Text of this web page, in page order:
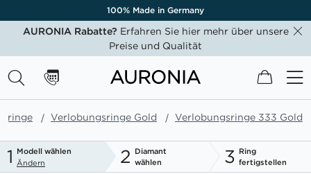
100% Made in Germany
AURONIA Rabatte? Erfahren Sie hier mehr über unsere
Preise und Qualität
Mein
Verlobungsringe Gold Verlobungsringe 333 Gold
1 Modell wählen
Ändern
2 Diamant
wählen
3 Ring
fertigstellen